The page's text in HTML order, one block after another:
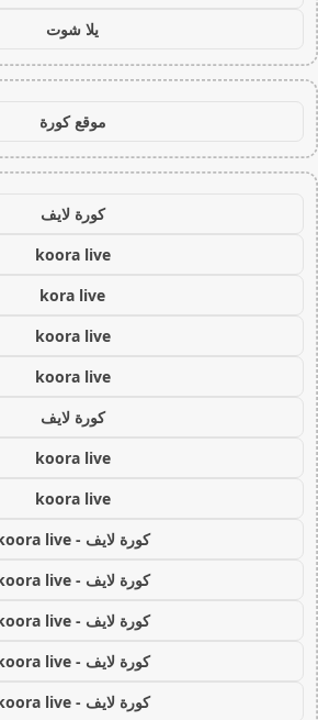
يلا شوت
موقع كورة
كورة لايف
koora live
kora live
koora live
koora live
كورة لايف
koora live
koora live
كورة لايف - koora live
كورة لايف - koora live
كورة لايف - koora live
كورة لايف - koora live
كورة لايف - koora live